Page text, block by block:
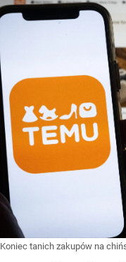
Koniec tanich zakupów na